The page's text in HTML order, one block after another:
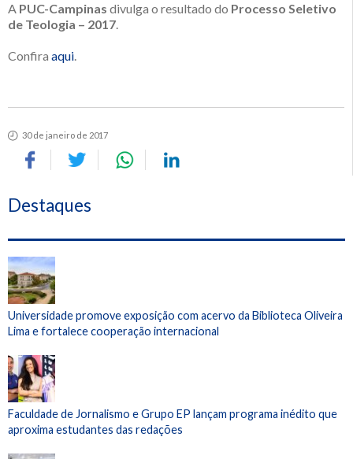
A PUC-Campinas divulga o resultado do Processo Seletivo
de Teologia – 2017.
Confira aqui.
30 de janeiro de 2017
Destaques
Universidade promove exposição com acervo da Biblioteca Oliveira
Lima e fortalece cooperação internacional
Faculdade de Jornalismo e Grupo EP lançam programa inédito que
aproxima estudantes das redações